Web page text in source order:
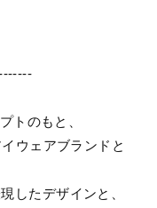
トのもと、
ウェアブランドと
したデザインと、